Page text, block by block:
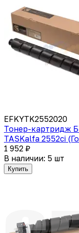
EFKYTK2552020
Тонер-картридж
TASKalfa 2552ci
1 952 ₽
В наличии: 5 шт
Купить